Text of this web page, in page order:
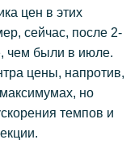
цен в этих
сейчас, после 2-
чем были в июле.
цены, напротив,
но
темпов и